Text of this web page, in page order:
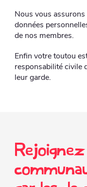
Nous vous
données
de nos membres.
Enfin votre toutou
responsabilité civile
leur garde.